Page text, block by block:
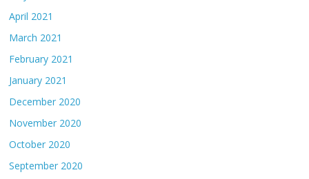
April 2021
March 2021
February 2021
January 2021
December 2020
November 2020
October 2020
September 2020